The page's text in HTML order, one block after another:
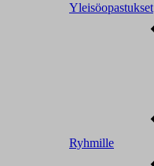
Yleisöopastukset
Ryhmille